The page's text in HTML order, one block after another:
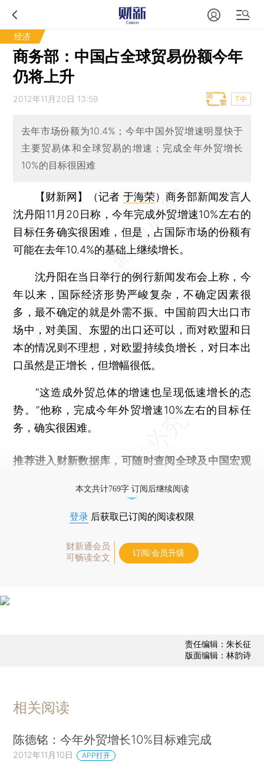
经济
商务部：中国占全球贸易份额今年
仍将上升
2012年11月20日 13:59 T中
去年市场份额为10.4%；今年中国外贸增速明显快于
主要贸易体和全球贸易的增速；完成全年外贸增长
10%的目标很困难
【财新网】（记者 于海荣） 商务部新闻发言人
沈丹阳11月20日称，今年完成外贸增速10%左右的
目标任务确实很困难，但是，占国际市场的份额有
可能在去年10.4%的基础上继续增长。
沈丹阳在当日举行的例行新闻发布会上称，今
年以来，国际经济形势严峻复杂，不确定因素很
多，最不确定的就是外需不振。中国前四大出口市
场中，对美国、东盟的出口还可以，而对欧盟和日
本的情况则不理想，对欧盟持续负增长，对日本出
口虽然是正增长，但增幅很低。
“这造成外贸总体的增速也呈现低速增长的态
势。”他称，完成今年外贸增速10%左右的目标任
务，确实很困难。
推荐进入 财新数据库 ，可随时查阅全球及中国宏观
本文共计769字 订阅后继续阅读
登录 后获取已订阅的阅读权限
财新通会员
可畅读全文
订阅/会员升级
责任编辑：朱长征
版面编辑：林韵诗
相关阅读
陈德铭：今年外贸增长10%目标难完成
2012年11月10日 APP打开